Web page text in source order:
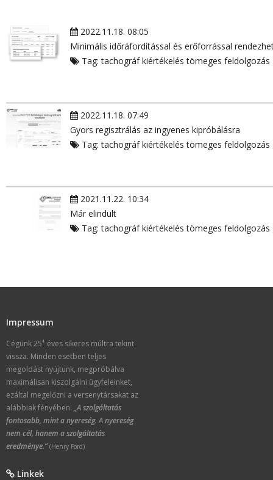
2022.11.18. 08:05
Minimális időráfordítással és erőforrással
Tag:tachográf kiértékelés tömeges feldolgozás
2022.11.18. 07:49
Gyors regisztrálás az ingyenes kipróbálásra
Tag:tachográf kiértékelés tömeges feldolgozás
2021.11.22. 10:34
Már elindult
Tag:tachográf kiértékelés tömeges feldolgozás
Impressum
Cégünk 25+ éves sikeres múltra tekint
vissza. Minden esetben teljes
megoldást nyújtunk, megpróbálva
maximálisan kiszolgálni ügyfeleinket,
ezáltal megelőzni a versenytársakat az
alábbiak fényében: „A szolgáltatás
fontosabb, mint a nyereség. A nyereség
nem cél, hanem a szolgáltatás
eredménye.” (Henry Ford)
Linkek